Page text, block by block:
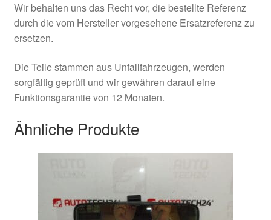
Wir behalten uns das Recht vor, die bestellte Referenz
durch die vom Hersteller vorgesehene Ersatzreferenz zu
ersetzen.
Die Teile stammen aus Unfallfahrzeugen, werden
sorgfältig geprüft und wir gewähren darauf eine
Funktionsgarantie von 12 Monaten.
Ähnliche Produkte